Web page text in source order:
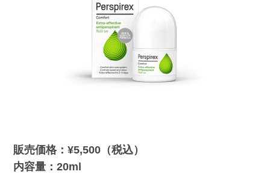
販売価格：¥5,500（税込）
内容量：20ml